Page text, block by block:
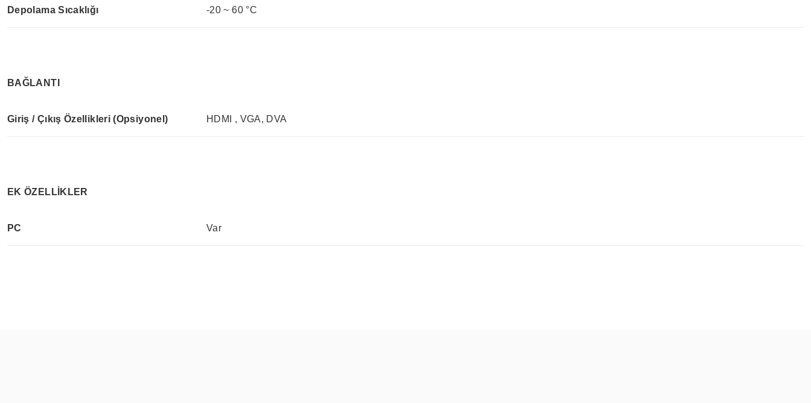
Depolama Sıcaklığı -20 ~ 60 °C
BAĞLANTI
Giriş / Çıkış Özellikleri (Opsiyonel) HDMI , VGA, DVA
EK ÖZELLİKLER
PC Var